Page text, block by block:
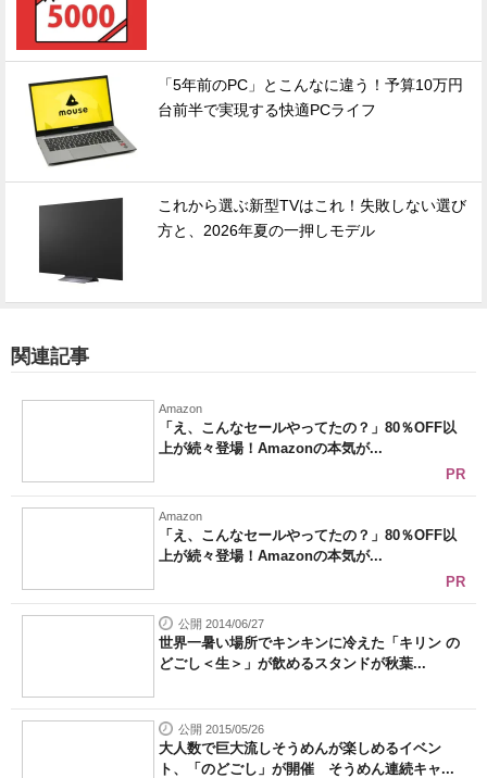
「5年前のPC」とこんなに違う！予算10万円
台前半で実現する快適PCライフ
これから選ぶ新型TVはこれ！失敗しない選び
方と、2026年夏の一押しモデル
関連記事
Amazon
「え、こんなセールやってたの？」80％OFF以
上が続々登場！Amazonの本気が...
PR
Amazon
「え、こんなセールやってたの？」80％OFF以
上が続々登場！Amazonの本気が...
PR
公開 2014/06/27
世界一暑い場所でキンキンに冷えた「キリン の
どごし＜生＞」が飲めるスタンドが秋葉...
公開 2015/05/26
大人数で巨大流しそうめんが楽しめるイベン
ト、「のどごし」が開催 そうめん連続キャ...